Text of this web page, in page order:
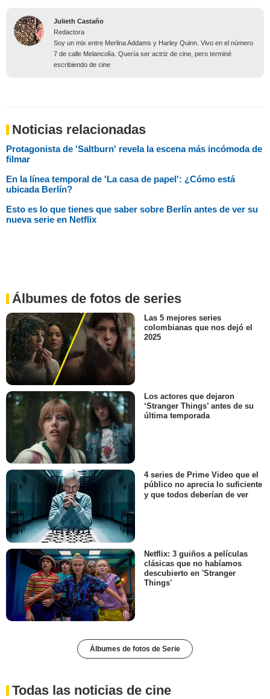
Julieth Castaño
Redactora
Soy un mix entre Merlina Addams y Harley Quinn. Vivo en el número
7 de calle Melancolía. Quería ser actriz de cine, pero terminé
escribiendo de cine
Noticias relacionadas
Protagonista de 'Saltburn' revela la escena más incómoda de
filmar
En la línea temporal de 'La casa de papel': ¿Cómo está
ubicada Berlín?
Esto es lo que tienes que saber sobre Berlín antes de ver su
nueva serie en Netflix
Álbumes de fotos de series
Las 5 mejores series
colombianas que nos dejó el
2025
Los actores que dejaron
‘Stranger Things’ antes de su
última temporada
4 series de Prime Video que el
público no aprecia lo suficiente
y que todos deberían de ver
Netflix: 3 guiños a películas
clásicas que no habíamos
descubierto en 'Stranger
Things'
Álbumes de fotos de Serie
Todas las noticias de cine